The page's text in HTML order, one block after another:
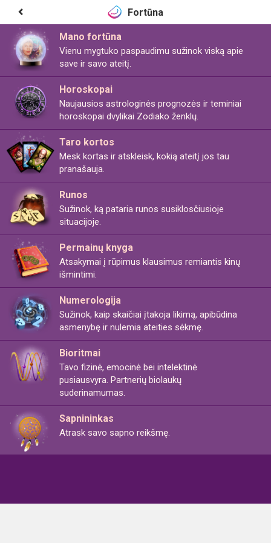
Fortūna
Mano fortūna
Vienu mygtuko paspaudimu sužinok viską apie
save ir savo ateitį.
Horoskopai
Naujausios astrologinės prognozės ir teminiai
horoskopai dvylikai Zodiako ženklų.
Taro kortos
Mesk kortas ir atskleisk, kokią ateitį jos tau
pranašauja.
Runos
Sužinok, ką pataria runos susiklosčiusioje
situacijoje.
Permainų knyga
Atsakymai į rūpimus klausimus remiantis kinų
išmintimi.
Numerologija
Sužinok, kaip skaičiai įtakoja likimą, apibūdina
asmenybę ir nulemia ateities sėkmę.
Bioritmai
Tavo fizinė, emocinė bei intelektinė
pusiausvyra. Partnerių biolaukų
suderinamumas.
Sapnininkas
Atrask savo sapno reikšmę.